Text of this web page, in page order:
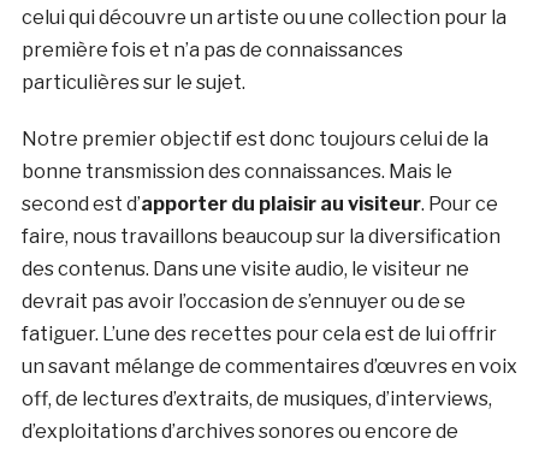
celui qui découvre un artiste ou une collection pour la
première fois et n’a pas de connaissances
particulières sur le sujet.
Notre premier objectif est donc toujours celui de la
bonne transmission des connaissances. Mais le
second est d’apporter du plaisir au visiteur. Pour ce
faire, nous travaillons beaucoup sur la diversification
des contenus. Dans une visite audio, le visiteur ne
devrait pas avoir l’occasion de s’ennuyer ou de se
fatiguer. L’une des recettes pour cela est de lui offrir
un savant mélange de commentaires d’œuvres en voix
off, de lectures d’extraits, de musiques, d’interviews,
d’exploitations d’archives sonores ou encore de